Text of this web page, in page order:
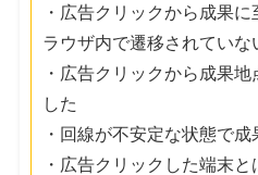
・広告クリックから成果
ラウザ内で遷移されていな
・広告クリックから成果
した
・回線が不安定な状態で
・広告クリックした端末と